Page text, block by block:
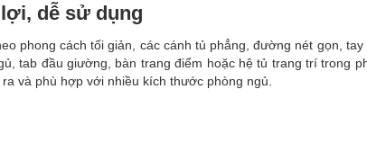
dễ sử dụng
phong cách tối giản, các cánh tủ phẳng, đường nét gọn,
tab đầu giường, bàn trang điểm hoặc hệ tủ trang trí trong
và phù hợp với nhiều kích thước phòng ngủ.